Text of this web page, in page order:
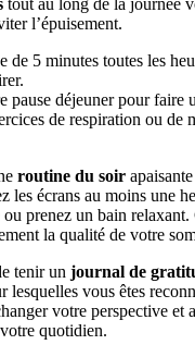
tout au long de la journée
l’épuisement.
de 5 minutes toutes les
pause déjeuner pour faire
de respiration ou de
routine du soir
les écrans au moins une
prenez un bain relaxant.
la qualité de votre
tenir un journal de
lesquelles vous êtes
votre perspective et
quotidien.